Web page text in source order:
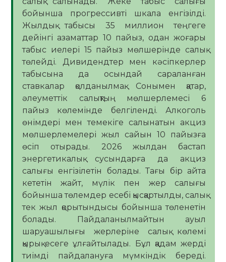
бойынша прогрессивті шкала енгізілді.
Жылдық табысы 35 миллион теңгеге
дейінгі азаматтар 10 пайыз, одан жоғары
табыс иелері 15 пайыз мөлшерінде салық
төлейді. Дивидендтер мен кәсіпкерлер
табысына да осындай сараланған
ставкалар қолданылмақ. Сонымен қатар,
әлеуметтік салықтың мөлшерлемесі 6
пайыз көлемінде белгіленді. Алкоголь
өнімдері мен темекіге салынатын акциз
мөлшерлемелері жыл сайын 10 пайызға
өсіп отырады. 2026 жылдан бастап
энергетикалық сусындарға да акциз
салығы енгізілетін болады. Тағы бір айта
кететін жайт, мүлік пен жер салығы
бойынша төлемдер есебі қысқартылды, салық
тек жыл қорытындысы бойынша төленетін
болады. Пайдаланылмайтын ауыл
шаруашылығы жерлеріне салық көлемі
қырық есеге ұлғайтылады. Бұл қадам жерді
тиімді пайдалануға мүмкіндік береді.